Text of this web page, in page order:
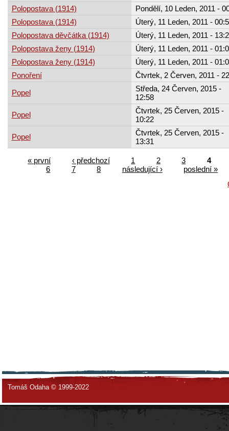
Polopostava (1914)
Pondělí, 10 Leden, 2011 -
Polopostava (1914)
Úterý, 11 Leden, 2011 -
Polopostava děvčátka (1914)
Úterý, 11 Leden, 2011 -
Polopostava ženy (1914)
Úterý, 11 Leden, 2011 -
Polopostava ženy (1914)
Úterý, 11 Leden, 2011 -
Ponoření
Čtvrtek, 2 Červen, 2011 -
Popel
Středa, 24 Červen, 2015 -
12:58
Popel
Čtvrtek, 25 Červen, 2015 -
10:22
Popel
Čtvrtek, 25 Červen, 2015 -
13:31
« první ‹ předchozí 1 2 3
4
6
7 8 následující ›
poslední »
Tomáš Odaha © 1999-2022